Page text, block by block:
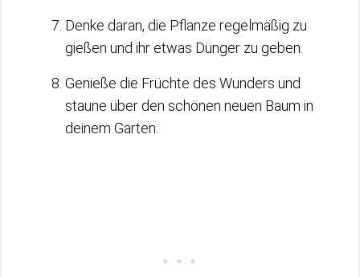
Denke daran, die Pflanze regelmäßig zu
gießen und ihr etwas Dünger zu geben.
Genieße die Früchte des Wunders und
staune über den schönen neuen Baum in
deinem Garten.